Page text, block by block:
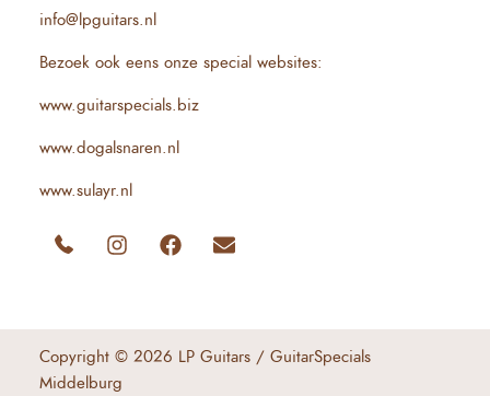
info@lpguitars.nl
Bezoek ook eens onze special websites:
www.guitarspecials.biz
www.dogalsnaren.nl
www.sulayr.nl
Copyright © 2026 LP Guitars / GuitarSpecials
Middelburg